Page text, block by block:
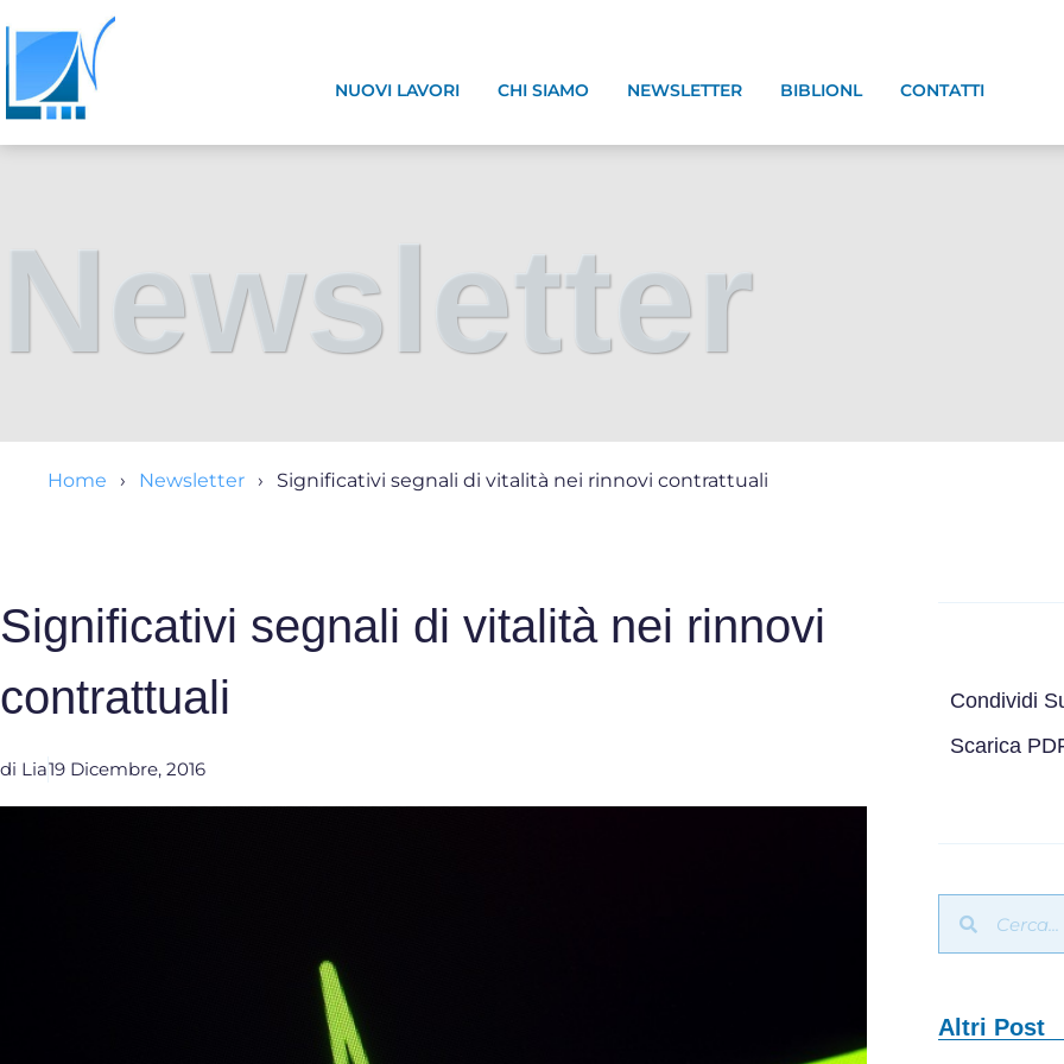
NUOVI LAVORI CHI SIAMO NEWSLETTER BIBLIONL CONTATTI
Newsletter
Home Newsletter Significativi segnali di vitalità nei rinnovi contrattuali
Significativi segnali di vitalità nei rinnovi
contrattuali
di Lia19 Dicembre, 2016
Condividi
Scarica
Altri Post